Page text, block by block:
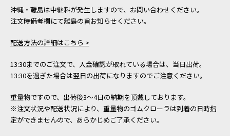
沖縄・離島は中継料が発生しますので、お問い合わせください。
注文時備考欄にて離島の旨お知らせください。
配送方法の詳細はこちら >
13:30までのご注文で、入金確認が取れている場合は、当日出荷。
13:30を過ぎた場合は翌日の出荷になりますのでご注意ください。
重量物ですので、出荷後3～4日の納期を頂戴しております。
※注文状況や配送状況により、重量物のゴムクローラは到着の日時指
定ができませんので、あらかじめご了承ください。